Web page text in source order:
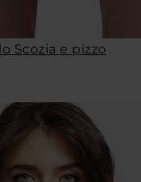
Scozia e pizzo